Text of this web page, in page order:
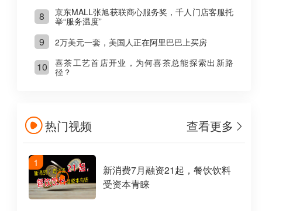
8
京东MALL张旭获联商心服务奖，千人门店客服托
举“服务温度”
9 2万美元一套，美国人正在阿里巴巴上买房
10
喜茶工艺首店开业，为何喜茶总能探索出新路
径？
热门视频 查看更多
1
新消费7月融资21起，餐饮饮料
受资本青睐